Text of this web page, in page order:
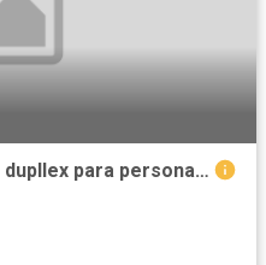
alquiler mini departamento dupllex para persona sola o pareja